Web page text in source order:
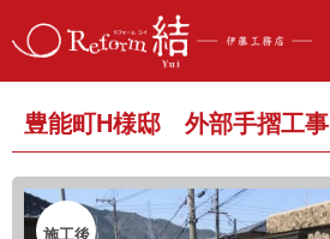
豊能町H様邸 外部手摺工事
施工後